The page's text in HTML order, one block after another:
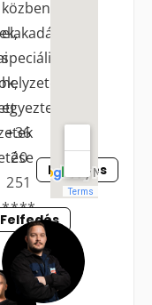
Felfedés
közbeni
elakadások,
speciális
helyzetek
egyeztetése
+36
20
251
****
Felfedés